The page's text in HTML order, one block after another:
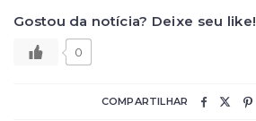
Gostou da notícia? Deixe seu like!
0
COMPARTILHAR